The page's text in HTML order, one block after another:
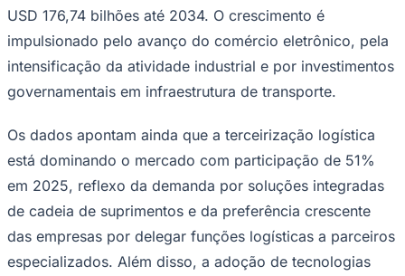
Sul-Americana
Copa América
Champions League
Premier League
La Liga
Bundesliga
USD 176,74 bilhões até 2034. O crescimento é
impulsionado pelo avanço do comércio eletrônico, pela
intensificação da atividade industrial e por investimentos
governamentais em infraestrutura de transporte.
Os dados apontam ainda que a terceirização logística
está dominando o mercado com participação de 51%
em 2025, reflexo da demanda por soluções integradas
de cadeia de suprimentos e da preferência crescente
das empresas por delegar funções logísticas a parceiros
especializados. Além disso, a adoção de tecnologias